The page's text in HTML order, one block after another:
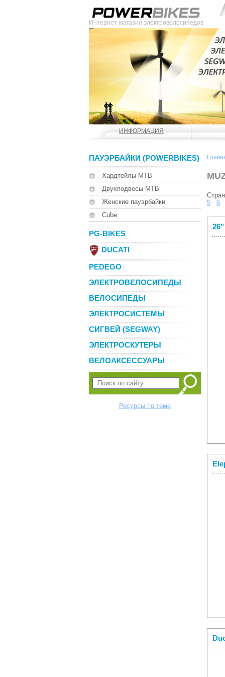
Интернет-магазин электровелосипедов
ИНФОРМАЦИЯ
ПАУЭРБАЙКИ (POWERBIKES)
Хардтейлы MTB
Двухподвесы MTB
Женские пауэрбайки
Cube
PG-BIKES
DUCATI
PEDEGO
ЭЛЕКТРОВЕЛОСИПЕДЫ
ВЕЛОСИПЕДЫ
ЭЛЕКТРОСИСТЕМЫ
СИГВЕЙ (SEGWAY)
ЭЛЕКТРОСКУТЕРЫ
ВЕЛОАКСЕССУАРЫ
Ресурсы по теме
5
6